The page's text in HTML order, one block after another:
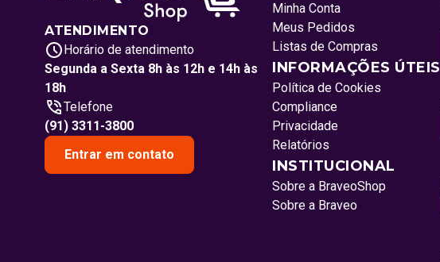
ATENDIMENTO
Horário de atendimento
Segunda a Sexta 8h às 12h e 14h às
18h
Telefone
(91) 3311-3800
Entrar em contato
Minha Conta
Meus Pedidos
Listas de Compras
INFORMAÇÕES ÚTEIS
Política de Cookies
Compliance
Privacidade
Relatórios
INSTITUCIONAL
Sobre a BraveoShop
Sobre a Braveo